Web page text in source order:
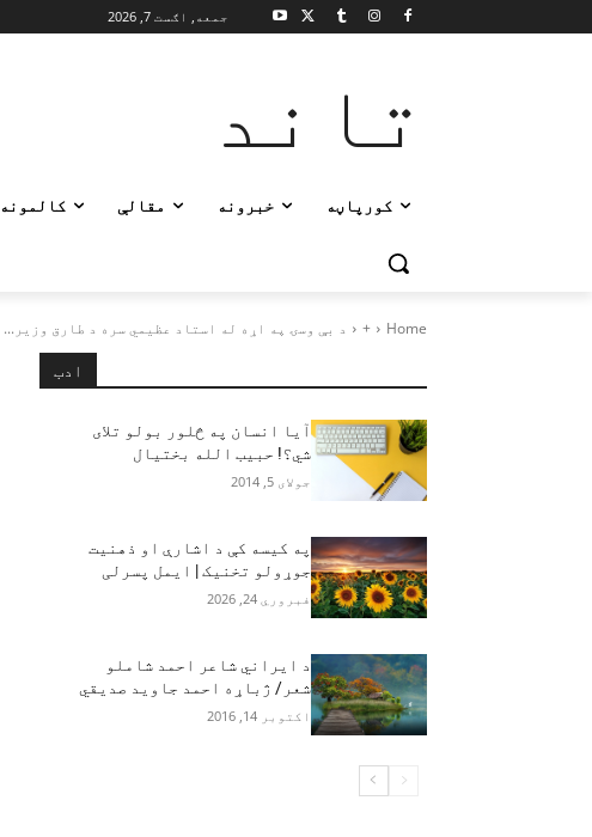
جمعه, اګست 7, 2026
تاند
کورپاڼه خبرونه مقالې کالمونه
Home
+ د بې وسۍ په اړه له استاد عظیمي سره د طارق وزیر...
ادب
آیا انسان په څلور بولو تلای
شي؟! حبیب الله بختیال
جولای 5, 2014
په کیسه کې د اشارې او ‌ذهنیت
جوړولو تخنیک | ایمل پسرلی
فبروري 24, 2026
د ایراني شاعر احمد شاملو
شعر/ ژباړه احمد جاوید صدیقي
اکتوبر 14, 2016